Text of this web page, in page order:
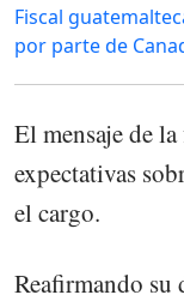
Fiscal
por parte de
El mensaje de
expectativas
el cargo.
Reafirmando su